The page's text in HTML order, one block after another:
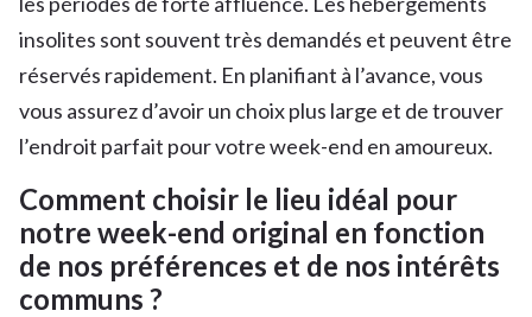
insolites sont souvent très demandés et peuvent être
réservés rapidement. En planifiant à l’avance, vous
vous assurez d’avoir un choix plus large et de trouver
l’endroit parfait pour votre week-end en amoureux.
Comment choisir le lieu idéal pour
notre week-end original en fonction
de nos préférences et de nos intérêts
communs ?